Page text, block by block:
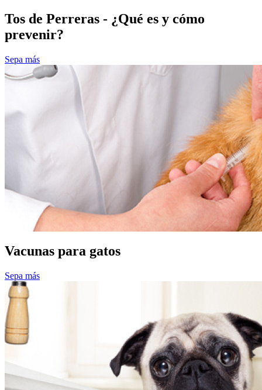
Tos de Perreras - ¿Qué es y cómo
prevenir?
Sepa más
Vacunas para gatos
Sepa más